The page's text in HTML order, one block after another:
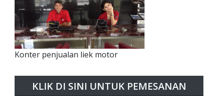
Konter penjualan liek motor
KLIK DI SINI UNTUK PEMESANAN